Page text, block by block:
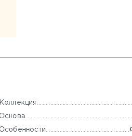
Коллекция
Основа
Особенности